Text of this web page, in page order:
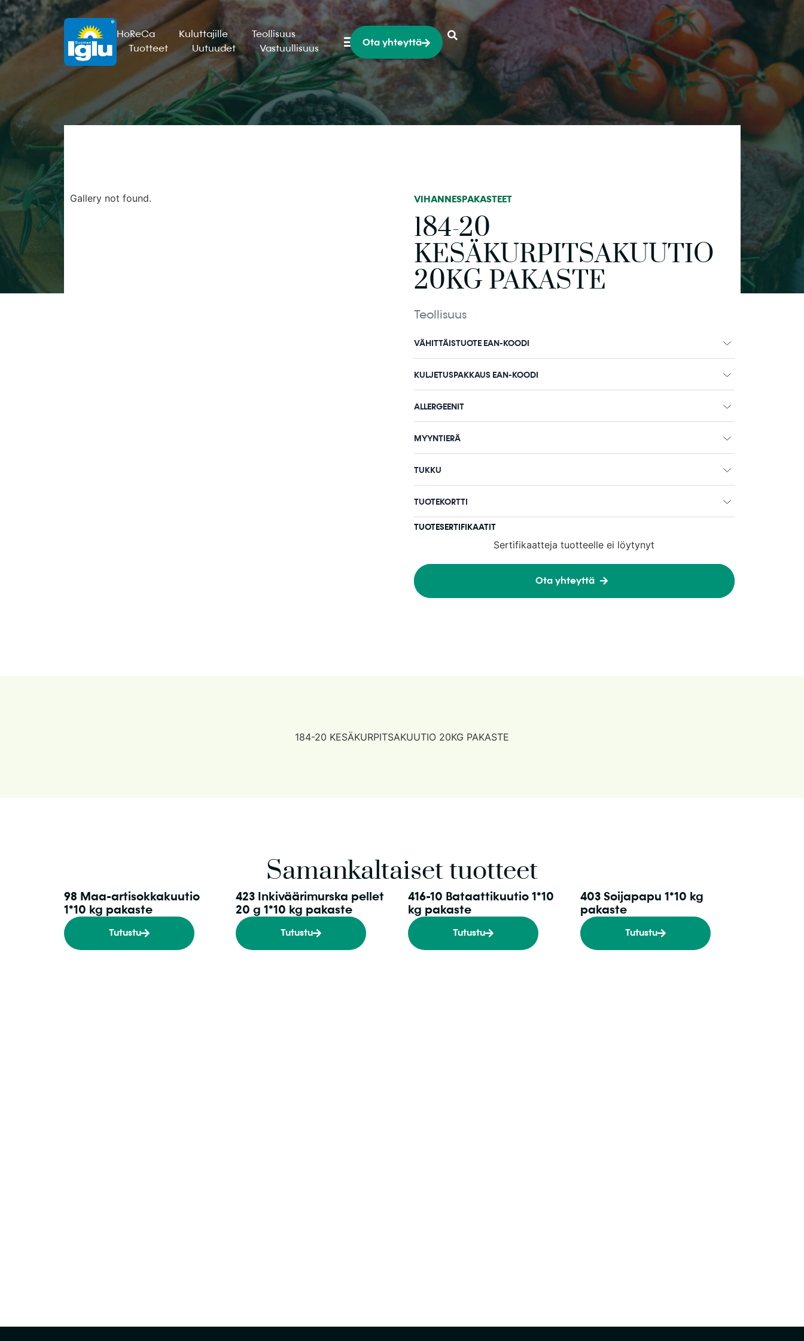
HoReCa Kuluttajille
Teollisuus
Tuotteet
Uutuudet Vastuullisuus
Ota yhteyttä
Gallery not found. VIHANNESPAKASTEET
184-20
KESÄKURPITSAKUUTIO
20KG PAKASTE
Teollisuus
VÄHITTÄISTUOTE EAN-KOODI
KULJETUSPAKKAUS EAN-KOODI
ALLERGEENIT
MYYNTIERÄ
TUKKU
TUOTEKORTTI
TUOTESERTIFIKAATIT
Sertifikaatteja tuotteelle ei löytynyt
Ota yhteyttä
184-20 KESÄKURPITSAKUUTIO 20KG PAKASTE
Samankaltaiset tuotteet
98 Maa-artisokkakuutio
1*10 kg pakaste
Tutustu
423 Inkiväärimurska pellet
20 g 1*10 kg pakaste
Tutustu
416-10 Bataattikuutio 1*10
kg pakaste
Tutustu
403 Soijapapu 1*10 kg
pakaste
Tutustu